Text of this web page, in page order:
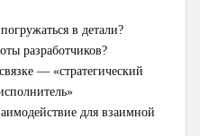
в детали?
разработчиков?
— «стратегический
для взаимной